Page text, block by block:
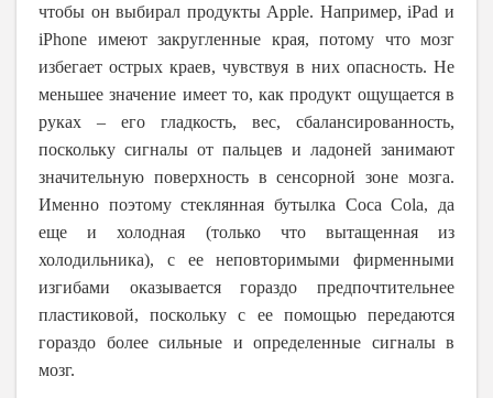
чтобы он выбирал продукты Apple. Например, iPad и
iPhone имеют закругленные края, потому что мозг
избегает острых краев, чувствуя в них опасность. Не
меньшее значение имеет то, как продукт ощущается в
руках – его гладкость, вес, сбалансированность,
поскольку сигналы от пальцев и ладоней занимают
значительную поверхность в сенсорной зоне мозга.
Именно поэтому стеклянная бутылка Coca Cola, да
еще и холодная (только что вытащенная из
холодильника), с ее неповторимыми фирменными
изгибами оказывается гораздо предпочтительнее
пластиковой, поскольку с ее помощью передаются
гораздо более сильные и определенные сигналы в
мозг.